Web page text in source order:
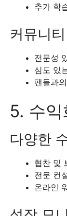
추가 학
커뮤니
전문성
심도 있
팬들과
5. 수
다양한
협찬 및
전문 컨
온라인